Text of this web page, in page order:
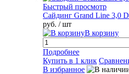
Быстрый просмотр
Сайдинг Grand Line 3,0
руб. / шт
В корзину
Подробнее
Купить в 1 клик
В избранное